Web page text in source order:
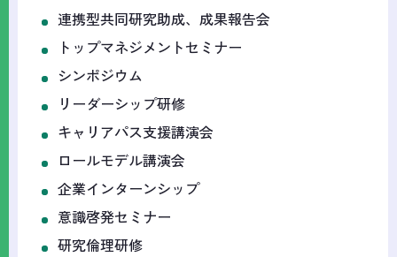
連携型共同研究助成、成果報告会
トップマネジメントセミナー
シンポジウム
リーダーシップ研修
キャリアパス支援講演会
ロールモデル講演会
企業インターンシップ
意識啓発セミナー
研究倫理研修